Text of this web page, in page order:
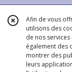
Afin de vous
utilisons des
de nos
également des
montrer des
leurs